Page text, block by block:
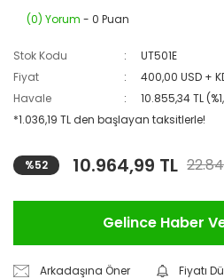
(0) Yorum - 0 Puan
Stok Kodu
UT501E
Fiyat
400,00 USD +
Havale
10.855,34 TL
*1.036,19 TL den başlayan taksitlerle!
%52 10.964,99 TL
Gelince Haber
Arkadaşına Öner
Fiyatı